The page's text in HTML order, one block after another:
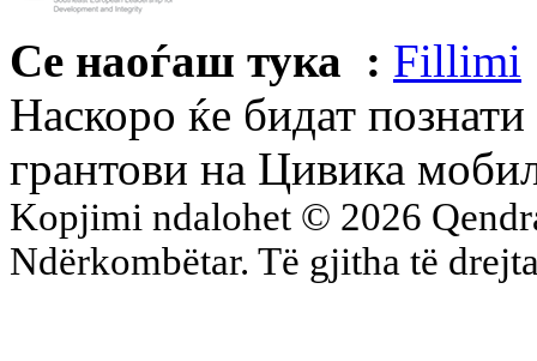
Се наоѓаш тука : Fillimi
Наскоро ќе бидат
грантови на Цивика
Kopjimi ndalohet © 2026
Ndërkombëtar. Të gjitha të